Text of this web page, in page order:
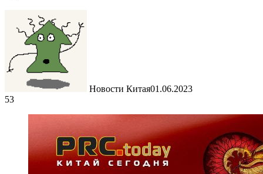
Новости Китая01.06.2023
53